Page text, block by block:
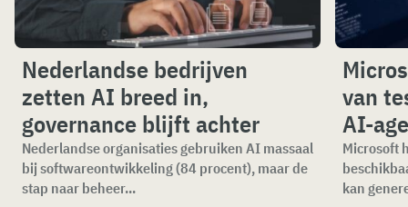
Nederlandse bedrijven
zetten AI breed in,
governance blijft achter
Nederlandse organisaties gebruiken AI massaal
bij softwareontwikkeling (84 procent), maar de
stap naar beheer...
van
AI-
Microsoft
kan